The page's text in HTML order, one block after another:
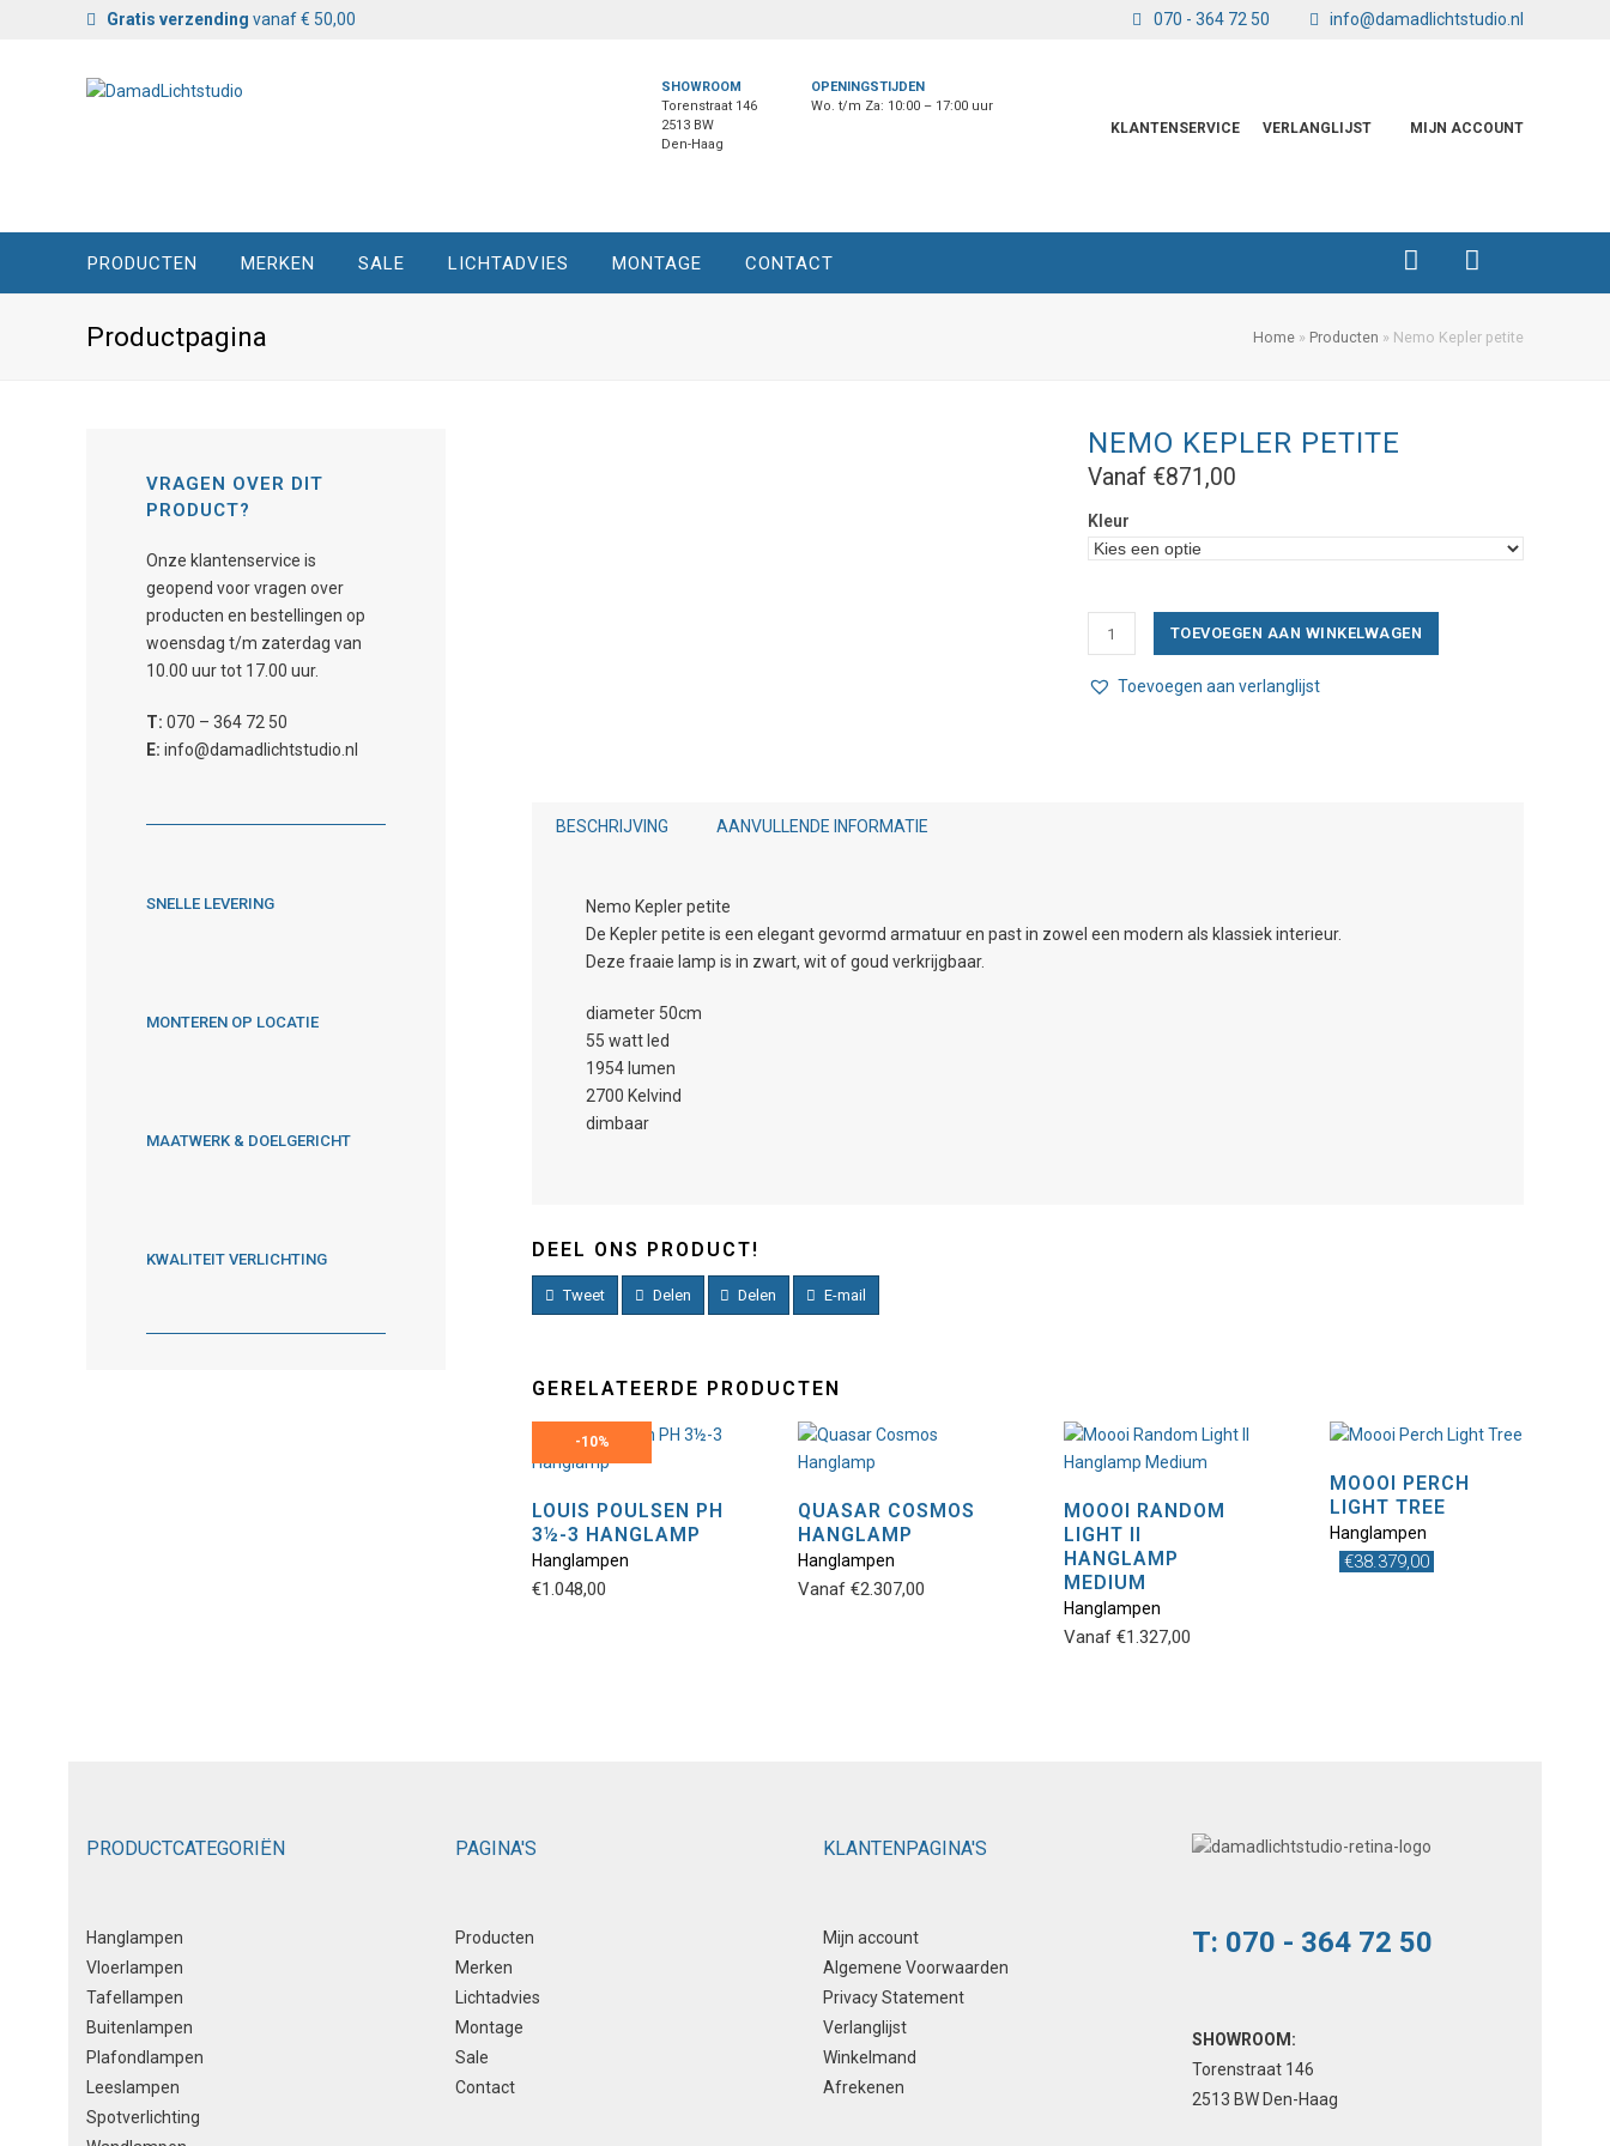
Gratis verzending vanaf € 50,00 070 - 364 72 50 info@damadlichtstudio.nl
SHOWROOM
Torenstraat 146
2513 BW
Den-Haag
OPENINGSTIJDEN
Wo. t/m Za: 10:00 – 17:00 uur
KLANTENSERVICE VERLANGLIJST MIJN ACCOUNT
PRODUCTEN MERKEN SALE LICHTADVIES MONTAGE CONTACT
Productpagina Home » Producten » Nemo Kepler petite
NEMO KEPLER PETITE
Vanaf €871,00
Kleur
Kepler
petite
TOEVOEGEN AAN WINKELWAGEN
Toevoegen aan verlanglijst
BESCHRIJVING AANVULLENDE INFORMATIE
Nemo Kepler petite
De Kepler petite is een elegant gevormd armatuur en past in zowel een modern als klassiek interieur.
Deze fraaie lamp is in zwart, wit of goud verkrijgbaar.
diameter 50cm
55 watt led
1954 lumen
2700 Kelvind
dimbaar
DEEL ONS PRODUCT!
Tweet Delen Delen E-mail
GERELATEERDE PRODUCTEN
Dit
-10%
LOUIS POULSEN PH
3½-3 HANGLAMP
Hanglampen
€1.048,00
Dit
heeft
de
QUASAR COSMOS
HANGLAMP
Hanglampen
Vanaf €2.307,00
product
variaties.
MOOOI RANDOM
LIGHT II
HANGLAMP
MEDIUM
Hanglampen
Vanaf €1.327,00
MOOOI PERCH
LIGHT TREE
Hanglampen
€38.379,00
VRAGEN OVER DIT
PRODUCT?
Onze klantenservice is
geopend voor vragen over
producten en bestellingen op
woensdag t/m zaterdag van
10.00 uur tot 17.00 uur.
T: 070 – 364 72 50
E: info@damadlichtstudio.nl
SNELLE LEVERING
MONTEREN OP LOCATIE
MAATWERK & DOELGERICHT
KWALITEIT VERLICHTING
PRODUCTCATEGORIËN
Hanglampen
Vloerlampen
Tafellampen
Buitenlampen
Plafondlampen
Leeslampen
Spotverlichting
PAGINA'S
Producten
Merken
Lichtadvies
Montage
Sale
Contact
KLANTENPAGINA'S
Mijn account
Algemene Voorwaarden
Privacy Statement
Verlanglijst
Winkelmand
Afrekenen
T: 070 - 364 72 50
SHOWROOM:
Torenstraat 146
2513 BW Den-Haag